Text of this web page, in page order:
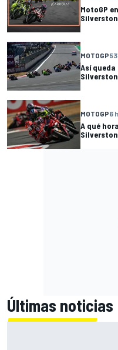
MotoGP
MOTOGP
Así queda
MOTOGP6 h
A qué
Últimas noticias